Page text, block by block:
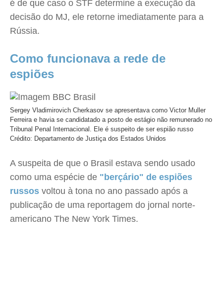
é de que caso o STF determine a execução da
decisão do MJ, ele retorne imediatamente para a
Rússia.
Como funcionava a rede de
espiões
Sergey Vladimirovich Cherkasov se apresentava como Victor Muller
Ferreira e havia se candidatado a posto de estágio não remunerado no
Tribunal Penal Internacional. Ele é suspeito de ser espião russo
Crédito: Departamento de Justiça dos Estados Unidos
A suspeita de que o Brasil estava sendo usado
como uma espécie de "berçário" de espiões
russos voltou à tona no ano passado após a
publicação de uma reportagem do jornal norte-
americano The New York Times.